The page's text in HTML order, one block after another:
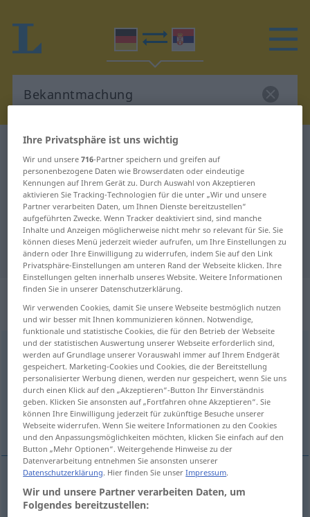
Deutsch-Serbisch Wörterbuch
Deutsch-Serbisch Übersetzung für
"Bekanntmachung"
"Bekanntmachung" Serbisch
Übersetzung
„Bekanntmachung“
feminin
Bekanntmachung f
Übersicht aller Übersetzungen
(Für mehr Details die Übersetzung anklicken/antippen)
оглашавање
оглашавање BekanntmachungAnschlag
Ihre Privatsphäre ist uns wichtig
Wir und unsere716-Partner speichern und greifen auf
personenbezogene Daten wie Browserdaten oder eindeutige
Kennungen auf Ihrem Gerät zu. Durch Auswahl von Akzeptieren
aktivieren Sie Tracking-Technologien für die unter „Wir und unsere
Partner verarbeiten Daten, um Ihnen Dienste bereitzustellen“
aufgeführten Zwecke. Wenn Tracker deaktiviert sind, sind manche
Inhalte und Anzeigen möglicherweise nicht mehr so relevant für Sie. Sie
können dieses Menü jederzeit wieder aufrufen, um Ihre Einstellungen zu
ändern oder Ihre Einwilligung zu widerrufen, indem Sie auf den Link
Privatsphäre-Einstellungen am unteren Rand der Webseite klicken. Ihre
Einstellungen gelten innerhalb unseres Website. Weitere Informationen
finden Sie in unserer Datenschutzerklärung.
Wir verwenden Cookies, damit Sie unsere Webseite bestmöglich nutzen
und wir besser mit Ihnen kommunizieren können. Notwendige,
funktionale und statistische Cookies, die für den Betrieb der Webseite
und der statistischen Auswertung unserer Webseite erforderlich sind,
werden auf Grundlage unserer Vorauswahl immer auf Ihrem Endgerät
gespeichert. Marketing-Cookies und Cookies, die der Bereitstellung
personalisierter Werbung dienen, werden nur gespeichert, wenn Sie uns
durch einen Klick auf den „Akzeptieren“-Button Ihr Einverständnis
geben. Klicken Sie ansonsten auf „Fortfahren ohne Akzeptieren“. Sie
können Ihre Einwilligung jederzeit für zukünftige Besuche unserer
Webseite widerrufen. Wenn Sie weitere Informationen zu den Cookies
und den Anpassungsmöglichkeiten möchten, klicken Sie einfach auf den
Button „Mehr Optionen“. Weitergehende Hinweise zu der
Datenverarbeitung entnehmen Sie ansonsten unserer
Datenschutzerklärung. Hier finden Sie unserImpressum.
Wir und unsere Partner verarbeiten Daten, um
Folgendes bereitzustellen: